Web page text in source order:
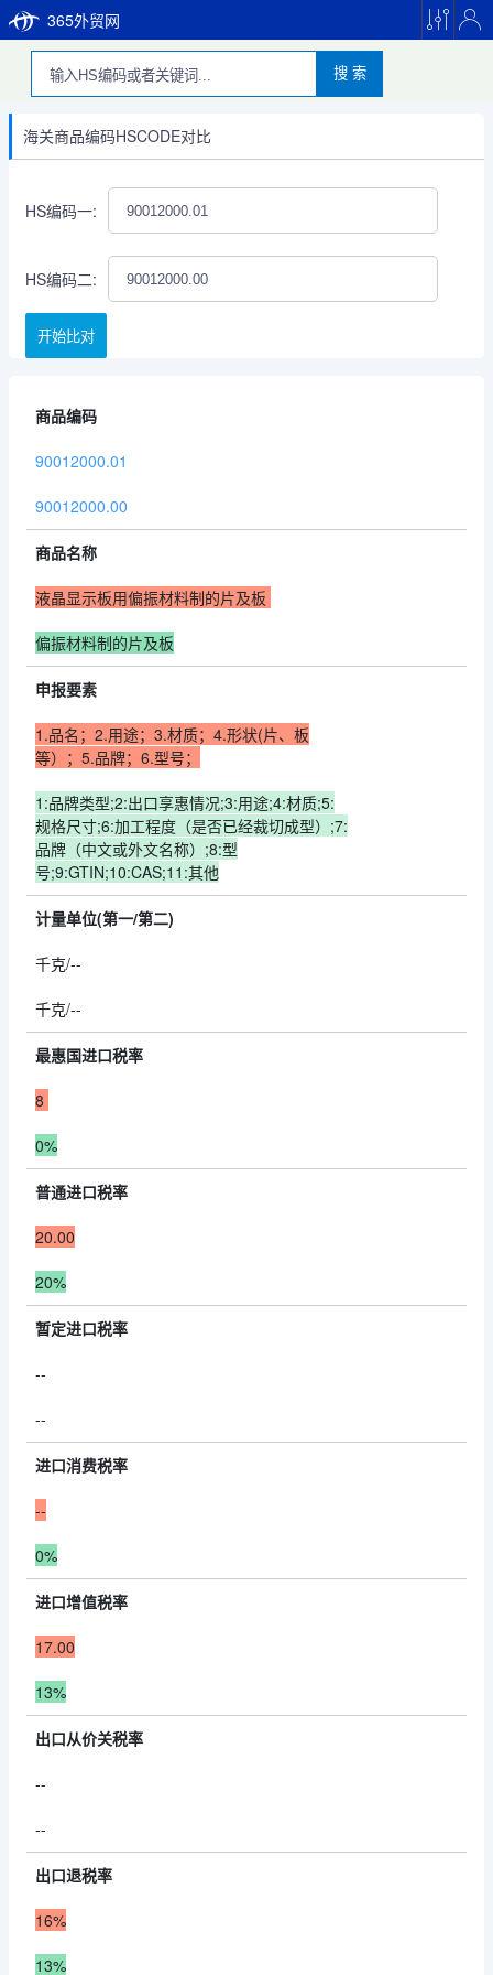
365外贸网
搜 索
海关商品编码HSCODE对比
HS编码一:
HS编码二:
开始比对
商品编码
90012000.01
90012000.00
商品名称
液晶显示板用偏振材料制的片及板
偏振材料制的片及板
申报要素
1.品名；2.用途；3.材质；4.形状(片、板
等）； 5.品牌；6.型号；
1:品牌类型;2:出口享惠情况;3:用途;4:材质;5:
规格尺寸;6:加工程度（是否已经裁切成型）;7:
品牌（中文或外文名称）;8:型
号;9:GTIN;10:CAS;11:其他
计量单位(第一/第二)
千克/--
千克/--
最惠国进口税率
8
0%
普通进口税率
20.00
20%
暂定进口税率
--
--
进口消费税率
--
0%
进口增值税率
17.00
13%
出口从价关税率
--
--
出口退税率
16%
13%